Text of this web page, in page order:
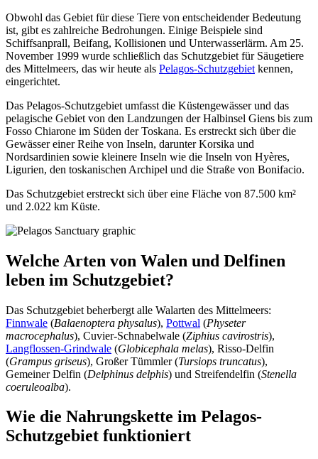
Obwohl das Gebiet für diese Tiere von entscheidender Bedeutung
ist, gibt es zahlreiche Bedrohungen. Einige Beispiele sind
Schiffsanprall, Beifang, Kollisionen und Unterwasserlärm. Am 25.
November 1999 wurde schließlich das Schutzgebiet für Säugetiere
des Mittelmeers, das wir heute als Pelagos-Schutzgebiet kennen,
eingerichtet.
Das Pelagos-Schutzgebiet umfasst die Küstengewässer und das
pelagische Gebiet von den Landzungen der Halbinsel Giens bis zum
Fosso Chiarone im Süden der Toskana. Es erstreckt sich über die
Gewässer einer Reihe von Inseln, darunter Korsika und
Nordsardinien sowie kleinere Inseln wie die Inseln von Hyères,
Ligurien, den toskanischen Archipel und die Straße von Bonifacio.
Das Schutzgebiet erstreckt sich über eine Fläche von 87.500 km²
und 2.022 km Küste.
Welche Arten von Walen und Delfinen
leben im Schutzgebiet?
Das Schutzgebiet beherbergt alle Walarten des Mittelmeers:
Finnwale (Balaenoptera physalus), Pottwal (Physeter
macrocephalus), Cuvier-Schnabelwale (Ziphius cavirostris),
Langflossen-Grindwale (Globicephala melas), Risso-Delfin
(Grampus griseus), Großer Tümmler (Tursiops truncatus),
Gemeiner Delfin (Delphinus delphis) und Streifendelfin (Stenella
coeruleoalba).
Wie die Nahrungskette im Pelagos-
Schutzgebiet funktioniert